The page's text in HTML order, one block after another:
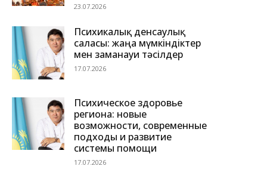
23.07.2026
Психикалық денсаулық
саласы: жаңа мүмкіндіктер
мен заманауи тәсілдер
17.07.2026
Психическое здоровье
региона: новые
возможности, современные
подходы и развитие
системы помощи
17.07.2026